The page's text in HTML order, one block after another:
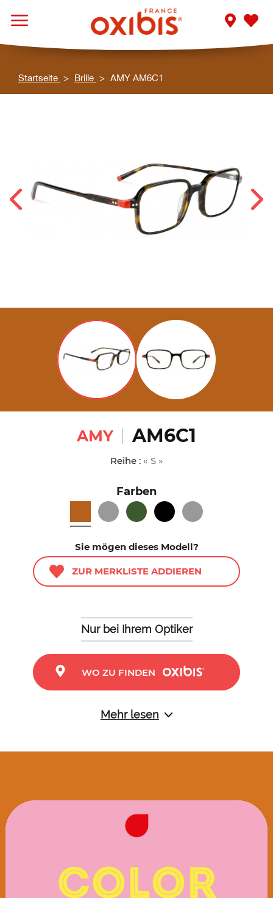
Startseite Brille AMY AM6C1
AMY AM6C1
Reihe : « S »
Farben
Sie mögen dieses Modell?
ZUR MERKLISTE ADDIEREN
Nur bei Ihrem Optiker
WO ZU FINDEN
Mehr lesen